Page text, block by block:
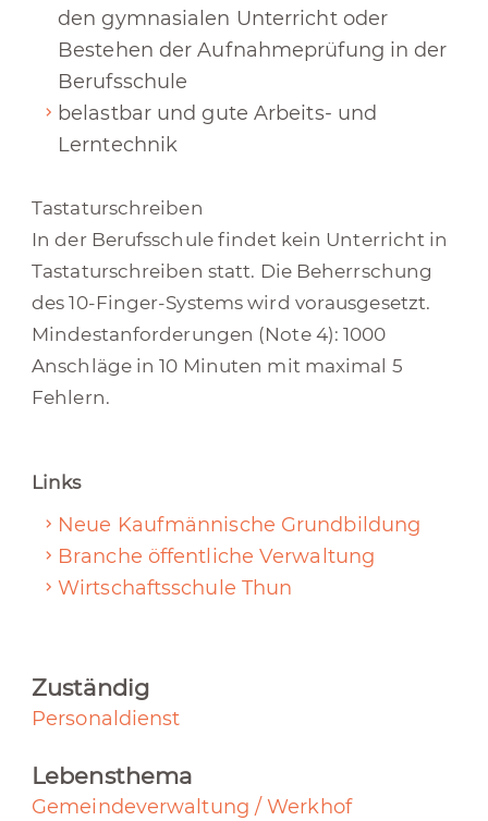
den gymnasialen Unterricht oder
Bestehen der Aufnahmeprüfung in der
Berufsschule
belastbar und gute Arbeits- und
Lerntechnik
Tastaturschreiben
In der Berufsschule findet kein Unterricht in
Tastaturschreiben statt. Die Beherrschung
des 10-Finger-Systems wird vorausgesetzt.
Mindestanforderungen (Note 4): 1000
Anschläge in 10 Minuten mit maximal 5
Fehlern.
Links
Neue Kaufmännische Grundbildung
Branche öffentliche Verwaltung
Wirtschaftsschule Thun
Zuständig
Personaldienst
Lebensthema
Gemeindeverwaltung / Werkhof